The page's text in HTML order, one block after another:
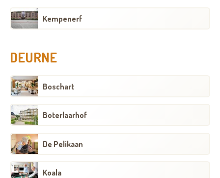
Kempenerf
DEURNE
Boschart
Boterlaarhof
De Pelikaan
Koala